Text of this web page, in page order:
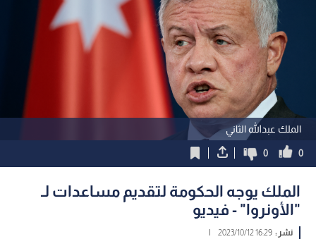
الملك عبدالله الثاني
0
0
الملك يوجه الحكومة لتقديم مساعدات لـ
"الأونروا" - فيديو
نشر :16:29 2023/10/12
|